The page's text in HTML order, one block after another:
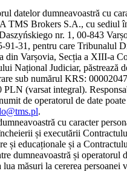
datelor dumneavoastră cu
TMS Brokers S.A., cu sediul
nr. 1, 00-843
91-31, pentru care Tribunalul
din Varșovia, Secția a XIII-a
Național Judiciar, păstrează
sub numărul KRS:
PLN (varsat integral).
de operatorul de date
.
cu caracter
și executării
și educaționale și a
dumneavoastră și operatorul
lua măsuri la cererea persoanei